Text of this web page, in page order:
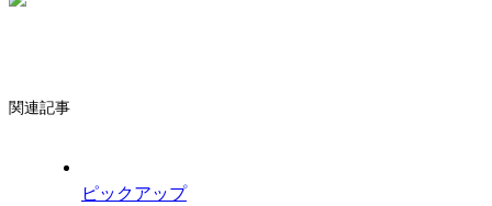
関連記事
ピックアップ